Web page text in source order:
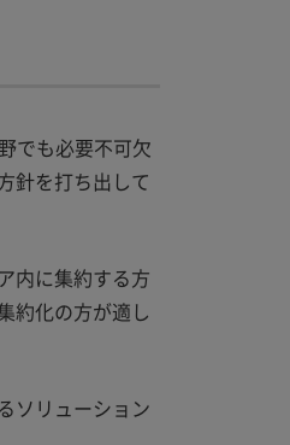
でも必要不可欠
針を打ち出して
内に集約する方
約化の方が適し
ソリューション